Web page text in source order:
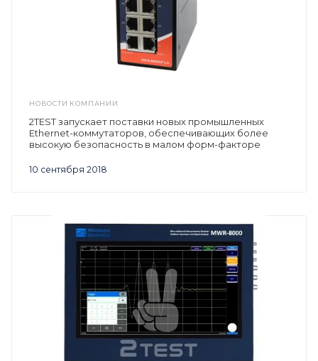
НОВОСТИ КОМПАНИИ
10 сентября 2018
2TEST запускает поставки новых промышленных
Ethernet-коммутаторов, обеспечивающих более
высокую безопасность в малом форм-факторе